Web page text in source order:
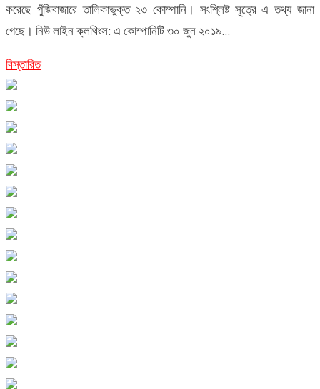
করেছে পুঁজিবাজারে তালিকাভুক্ত ২৩ কোম্পানি। সংশ্লিষ্ট সূত্রে এ তথ্য জানা
গেছে। নিউ লাইন ক্লথিংস: এ কোম্পানিটি ৩০ জুন ২০১৯...
বিস্তারিত